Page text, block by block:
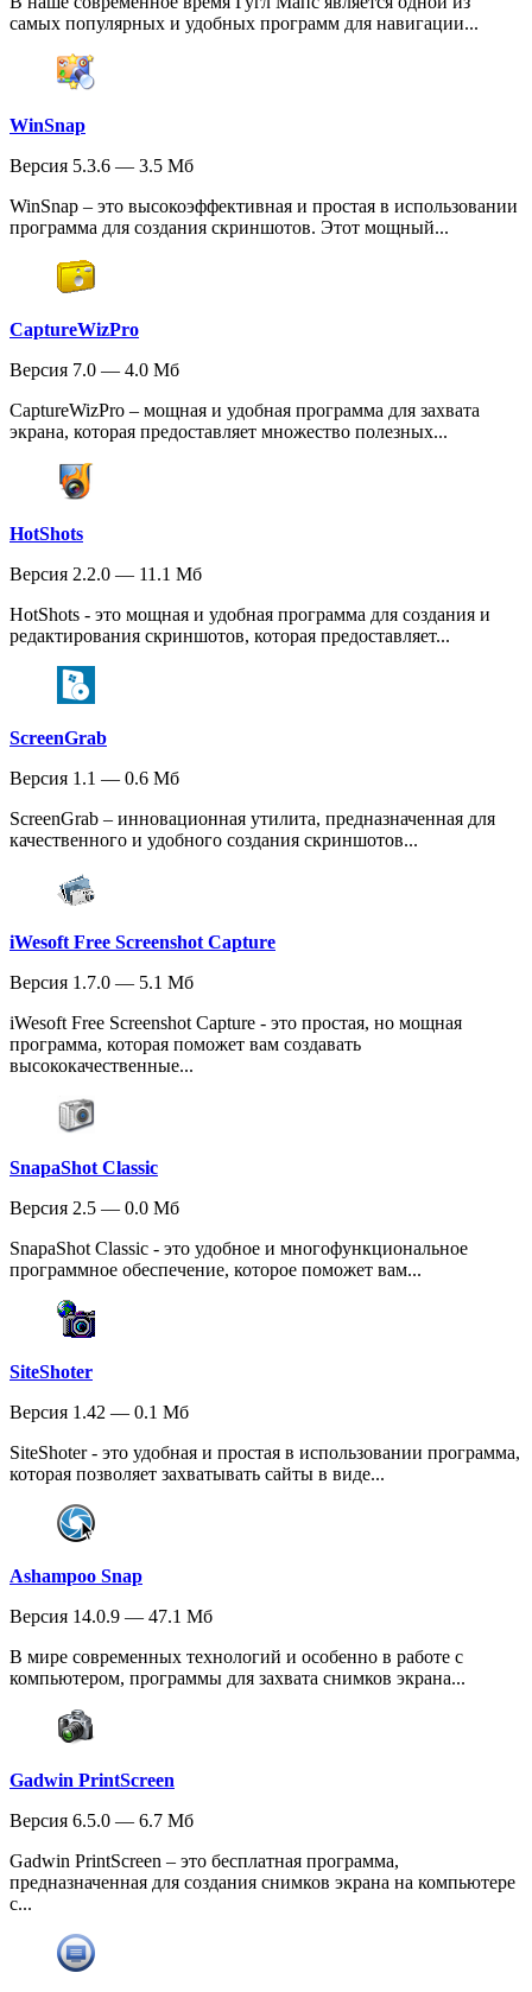
самых популярных и удобных программ для навигации...
WinSnap
Версия 5.3.6 — 3.5 Мб
WinSnap – это высокоэффективная и простая в использовании
программа для создания скриншотов. Этот мощный...
CaptureWizPro
Версия 7.0 — 4.0 Мб
CaptureWizPro – мощная и удобная программа для захвата
экрана, которая предоставляет множество полезных...
HotShots
Версия 2.2.0 — 11.1 Мб
HotShots - это мощная и удобная программа для создания и
редактирования скриншотов, которая предоставляет...
ScreenGrab
Версия 1.1 — 0.6 Мб
ScreenGrab – инновационная утилита, предназначенная для
качественного и удобного создания скриншотов...
iWesoft Free Screenshot Capture
Версия 1.7.0 — 5.1 Мб
iWesoft Free Screenshot Capture - это простая, но мощная
программа, которая поможет вам создавать
высококачественные...
SnapaShot Classic
Версия 2.5 — 0.0 Мб
SnapaShot Classic - это удобное и многофункциональное
программное обеспечение, которое поможет вам...
SiteShoter
Версия 1.42 — 0.1 Мб
SiteShoter - это удобная и простая в использовании программа,
которая позволяет захватывать сайты в виде...
Ashampoo Snap
Версия 14.0.9 — 47.1 Мб
В мире современных технологий и особенно в работе с
компьютером, программы для захвата снимков экрана...
Gadwin PrintScreen
Версия 6.5.0 — 6.7 Мб
Gadwin PrintScreen – это бесплатная программа,
предназначенная для создания снимков экрана на компьютере
с...